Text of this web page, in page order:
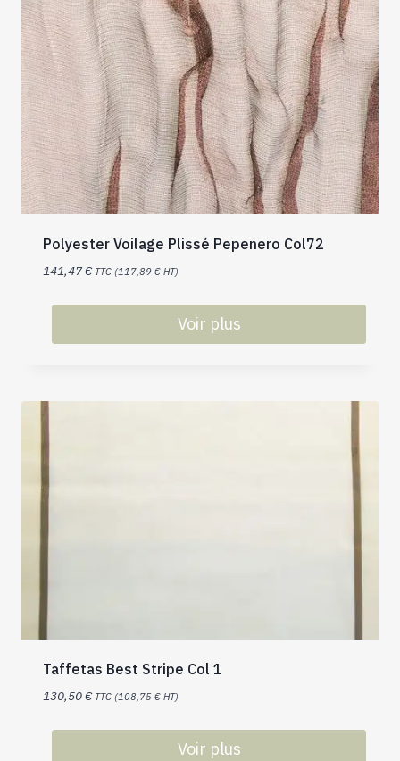
Polyester Voilage Plissé Pepenero Col72
141,47€ TTC (117,89 € HT)
Voir plus
Taffetas Best Stripe Col 1
130,50€ TTC (108,75 € HT)
Voir plus